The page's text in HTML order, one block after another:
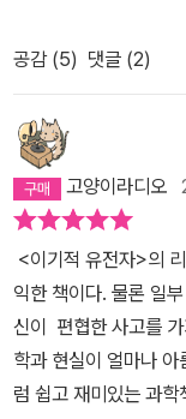
다. 인문학에 관심있
는 독자는 뒷부분에 더
쉽게 읽혀진다.다른
가톨릭 신자)에게는
서는 '파티마의 성모
칸에서 기적으로 공인
는'제12장 기적이란 무
상에 대한 신앙의 관
분들에게 다소 불편함
아니지만, 나도 가톨릭
스는 적어도 이 책에서
논증하는 것은 아니고
풀의 변화다. 유전자
른 유전자의 수는 더
형태나 크기, 색, 행동
전자의 개수가 변하기
이 매우 부족하긴 하다. 호기심도 부족하지만 지적인 힘은 더욱 약하
다. 하지만 이런 책을 읽고 즐길 수 있는 것만해도 만족스럽다. 책 자
체의 난이도는 높지 않다. 그
하며 가지를 쳐나갔다는 설명, 우주가 한점에서 폭
어나가고 있다는 것, 우리가 살고 있는 큰
고 그 일부로 지진이
리를 포함한 모든 물
는 것, 이 모든 것이 얼마나 가슴을 격동으로 가득차게 하는가.신화 전
설등은 재미있다(물론 다 그렇지는
것처럼 가슴이 뛰지는
는 마법이다.
공감 (5) 댓글 (2)
고양이라디오
<이기적 유전자>의
익한 책이다. 물론 일
신이 편협한 사고를
학과 현실이 얼마나
럼 쉽고 재미있는 과